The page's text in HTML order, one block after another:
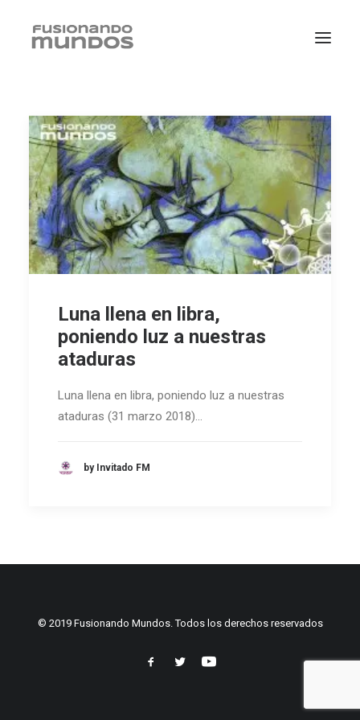
SEARCH
CART
Luna llena en libra,
poniendo luz a nuestras
ataduras
Luna llena en libra, poniendo luz a nuestras
ataduras (31 marzo 2018)…
by Invitado FM
© 2019 Fusionando Mundos. Todos los derechos reservados